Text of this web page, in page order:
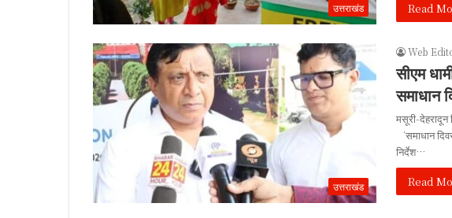
उत्तराखंड
Read
उत्तराखंड
Web
सीएम
समाधान
मसूरी-
‘समाधान
निर्देश…
Read